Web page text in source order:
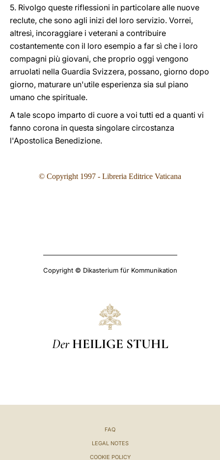
5. Rivolgo queste riflessioni in particolare alle nuove
reclute, che sono agli inizi del loro servizio. Vorrei,
altresì, incoraggiare i veterani a contribuire
costantemente con il loro esempio a far sì che i loro
compagni più giovani, che proprio oggi vengono
arruolati nella Guardia Svizzera, possano, giorno dopo
giorno, maturare un'utile esperienza sia sul piano
umano che spirituale.
A tale scopo imparto di cuore a voi tutti ed a quanti vi
fanno corona in questa singolare circostanza
l'Apostolica Benedizione.
© Copyright 1997 - Libreria Editrice Vaticana
Copyright © Dikasterium für Kommunikation
Der HEILIGE STUHL
FAQ
LEGAL NOTES
COOKIE POLICY